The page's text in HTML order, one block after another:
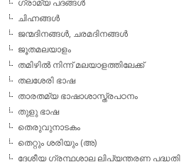
ഗ്രാമ്യ പദങ്ങള്‍
ചിഹ്നങ്ങള്‍
ജന്മദിനങ്ങള്‍, ചരമദിനങ്ങള്‍
ജൂതമലയാളം
തമിഴില്‍ നിന്ന് മലയാളത്തിലേക്ക്
തലശേരി ഭാഷ
താരതമ്യ ഭാഷാശാസ്ത്രപഠനം
തുളു ഭാഷ
തെരുവുനാടകം
തെറ്റും ശരിയും (അ)
ദേശീയ ഗ്രന്ഥശാല ലിപ്യന്തരണ പദ്ധതി